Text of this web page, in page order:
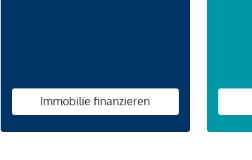
Immobilie finanzieren